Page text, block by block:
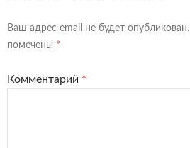
Ваш адрес email не будет опубликован.
помечены *
Комментарий *